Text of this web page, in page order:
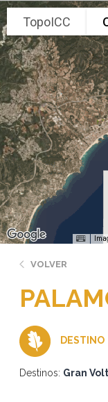
TopoICC
VOLVER
DESTINO
Destinos: Gran